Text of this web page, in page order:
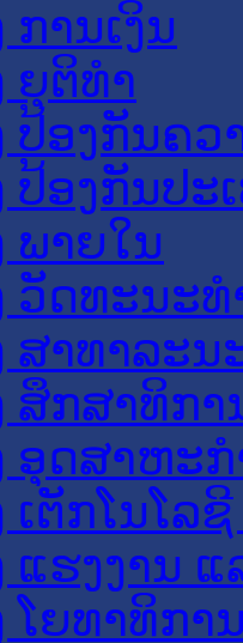
ານເງິນ
ຍຸຕິທໍາ
ປ້ອງກັນຄວ
ປ້ອງກັນປະ
ພາຍໃນ
ວັດທະນະ
ສາທາລະນ
ສຶກສາທິກາ
ອຸດສາຫະ
ເຕັກໂນໂລ
ແຮງງານ
ໂຍທາທິກາ